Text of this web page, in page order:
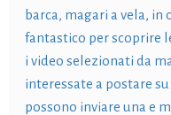
barca, magari a vela, in
fantastico per scoprire
i video selezionati da
interessate a postare
possono inviare una e